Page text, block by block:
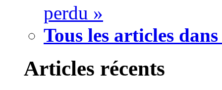
perdu »
Tous les articles
Articles récents